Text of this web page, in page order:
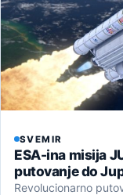
SVEMIR
ESA-ina misija
putovanje do
Revolucionarno